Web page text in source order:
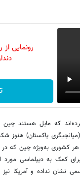
رونمایی
که مایل هستند چین
پاکستان) هنوز
کشوری به‌ویژه چین که در
کمک به دیپلماسی مورد
نشان نداده و آمریکا